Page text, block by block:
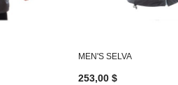
MEN'S SELVA
253,00 $